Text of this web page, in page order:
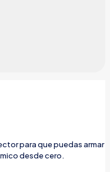
para que puedas armar
desde cero.